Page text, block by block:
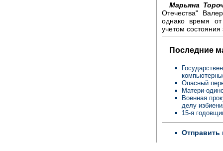
Марьяна
Отечества"
однако время
учетом
Последние
Опасный
Матери-
Военная
делу
15-я
Отправить